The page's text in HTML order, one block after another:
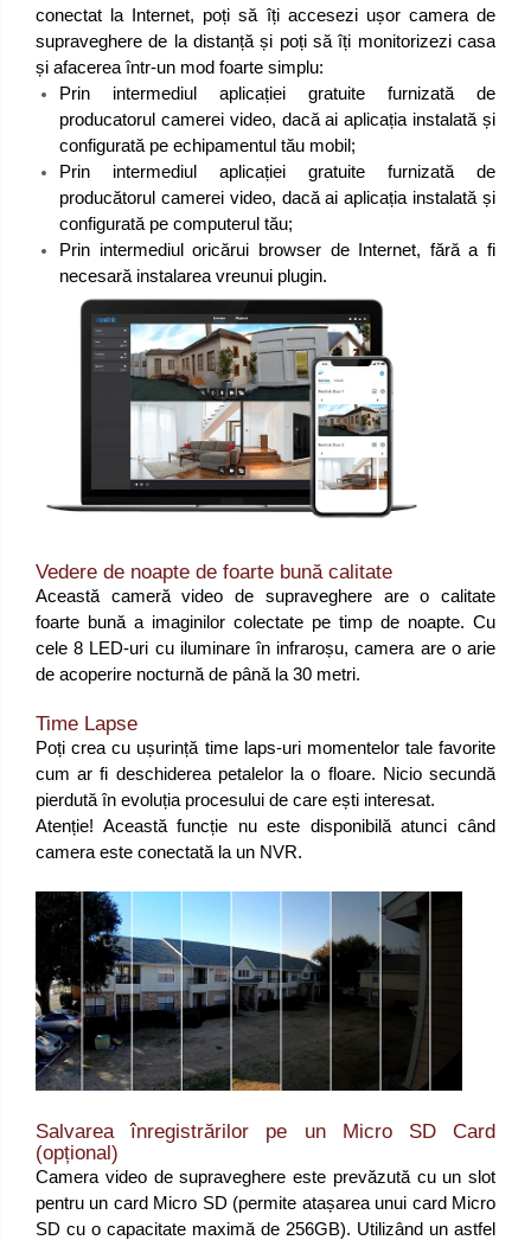
conectat la Internet, poți să îți accesezi ușor camera de
supraveghere de la distanță și poți să îți monitorizezi casa
și afacerea într-un mod foarte simplu:
Prin intermediul aplicației gratuite furnizată de
producatorul camerei video, dacă ai aplicația instalată și
configurată pe echipamentul tău mobil;
Prin intermediul aplicației gratuite furnizată de
producătorul camerei video, dacă ai aplicația instalată și
configurată pe computerul tău;
Prin intermediul oricărui browser de Internet, fără a fi
necesară instalarea vreunui plugin.
Vedere de noapte de foarte bună calitate
Această cameră video de supraveghere are o calitate
foarte bună a imaginilor colectate pe timp de noapte. Cu
cele 8 LED-uri cu iluminare în infraroșu, camera are o arie
de acoperire nocturnă de până la 30 metri.
Time Lapse
Poți crea cu ușurință time laps-uri momentelor tale favorite
cum ar fi deschiderea petalelor la o floare. Nicio secundă
pierdută în evoluția procesului de care ești interesat.
Atenție! Această funcție nu este disponibilă atunci când
camera este conectată la un NVR.
Salvarea înregistrărilor pe un Micro SD Card
(opțional)
Camera video de supraveghere este prevăzută cu un slot
pentru un card Micro SD (permite atașarea unui card Micro
SD cu o capacitate maximă de 256GB). Utilizând un astfel